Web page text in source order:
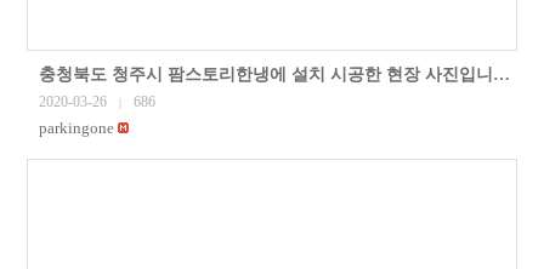
충청북도 청주시 팜스토리한냉에 설치 시공한 현장 사진입니다.주차자단기, 차량번호인식기 등 주차관제시스템을
2020-03-26 686
parkingone